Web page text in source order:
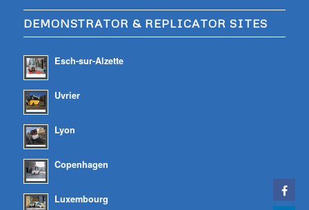
DEMONSTRATOR & REPLICATOR SITES
Esch-sur-Alzette
Uvrier
Lyon
Copenhagen
Luxembourg